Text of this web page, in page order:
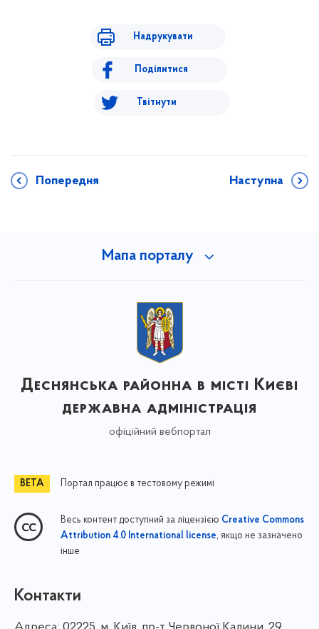
Надрукувати
Поділитися
Твітнути
Попередня Наступна
Мапа порталу
Деснянська районна в місті Києві
державна адміністрація
офіційний вебпортал
Портал працює в тестовому режимі
Весь контент доступний за ліцензією Creative Commons
Attribution 4.0 International license, якщо не зазначено
інше
Контакти